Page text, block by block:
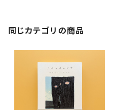
同じカテゴリの商品